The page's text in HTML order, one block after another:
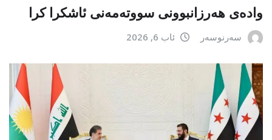
وادەی هەرزانبوونی سووتەمەنی ئاشکرا کرا
سەرنوسەر ئاب 6, 2026